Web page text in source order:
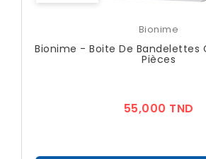
Bionime
Bionime - Boite De Bandelettes
Pièces
55,000 TND